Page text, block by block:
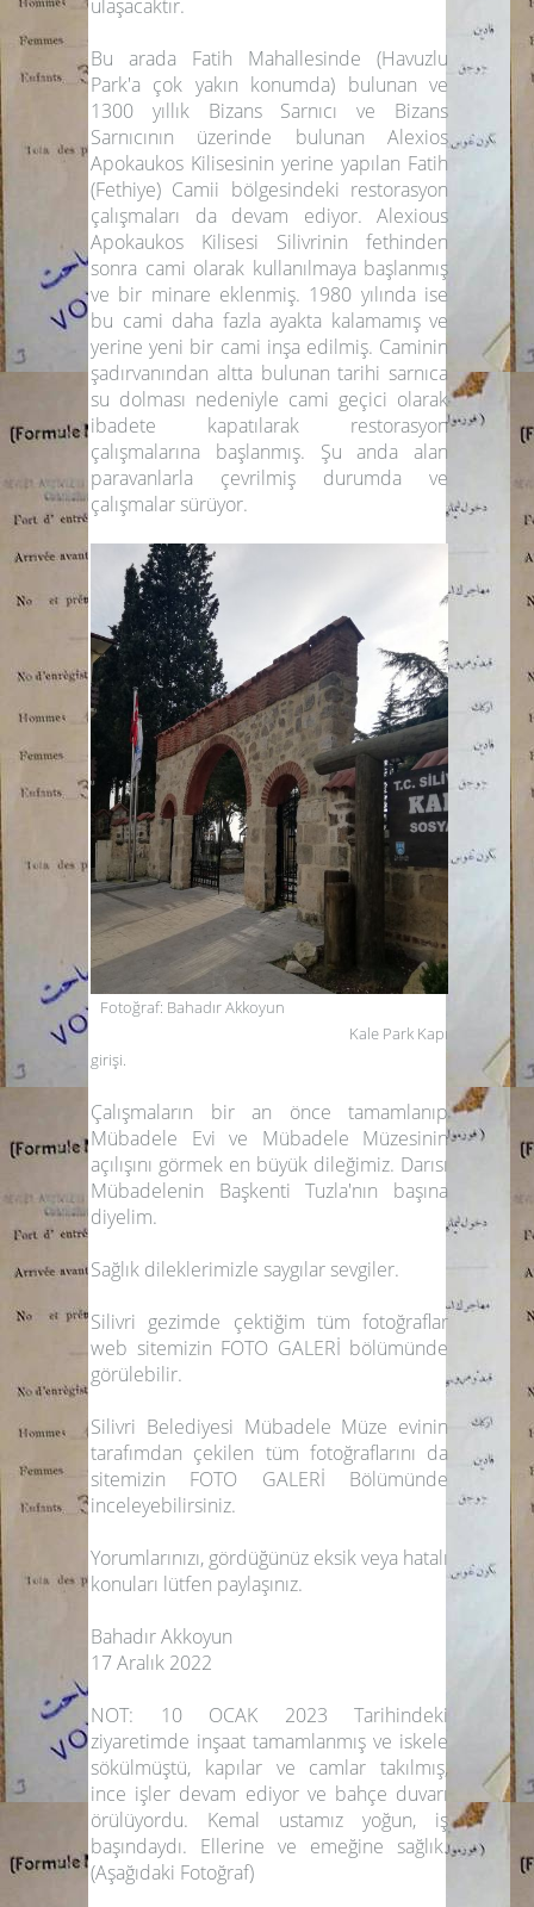
ulaşacaktır.
Bu arada Fatih Mahallesinde (Havuzlu
Park'a çok yakın konumda) bulunan ve
1300 yıllık Bizans Sarnıcı ve Bizans
Sarnıcının üzerinde bulunan Alexios
Apokaukos Kilisesinin yerine yapılan Fatih
(Fethiye) Camii bölgesindeki restorasyon
çalışmaları da devam ediyor. Alexious
Apokaukos Kilisesi Silivrinin fethinden
sonra cami olarak kullanılmaya başlanmış
ve bir minare eklenmiş. 1980 yılında ise
bu cami daha fazla ayakta kalamamış ve
yerine yeni bir cami inşa edilmiş. Caminin
şadırvanından altta bulunan tarihi sarnıca
su dolması nedeniyle cami geçici olarak
ibadete kapatılarak restorasyon
çalışmalarına başlanmış. Şu anda alan
paravanlarla çevrilmiş durumda ve
çalışmalar sürüyor.
Fotoğraf: Bahadır Akkoyun
Kale Park Kapı
girişi.
Çalışmaların bir an önce tamamlanıp
Mübadele Evi ve Mübadele Müzesinin
açılışını görmek en büyük dileğimiz. Darısı
Mübadelenin BaşkentiTuzla'nın başına
diyelim.
Sağlık dileklerimizle saygılar sevgiler.
Silivri gezimde çektiğim tüm fotoğraflar
web sitemizin FOTO GALERİ bölümünde
görülebilir.
Silivri Belediyesi Mübadele Müze evinin
tarafımdan çekilen tüm fotoğraflarını da
sitemizin FOTO GALERİ Bölümünde
inceleyebilirsiniz.
Yorumlarınızı, gördüğünüz eksik veya hatalı
konuları lütfen paylaşınız.
Bahadır Akkoyun
17 Aralık 2022
NOT: 10 OCAK 2023 Tarihindeki
ziyaretimde inşaat tamamlanmış ve iskele
sökülmüştü, kapılar ve camlar takılmış,
ince işler devam ediyor ve bahçe duvarı
örülüyordu. Kemal ustamız yoğun, iş
başındaydı. Ellerine ve emeğine sağlık.
(Aşağıdaki Fotoğraf)